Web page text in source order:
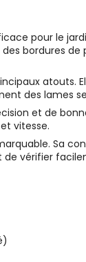
pour le
bordures
des lames
et de
vitesse.
de vérifier